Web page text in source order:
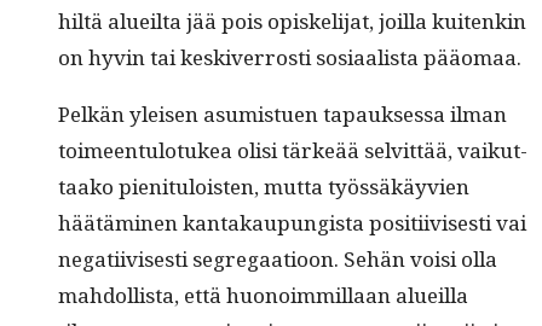
hiltä alueil­ta jää pois opiske­li­jat, joil­la kuitenkin
on hyvin tai keskiver­rosti sosi­aal­ista pääomaa.
Pelkän yleisen asum­istuen tapauk­ses­sa ilman
toimeen­tu­lo­tukea olisi tärkeää selvit­tää, vaikut­
taako pien­i­t­u­lois­t­en, mut­ta työssäkäyvien
häätämi­nen kan­takaupungista posi­ti­ivis­es­ti vai
negati­ivis­es­ti seg­re­gaa­tioon. Sehän voisi olla
mah­dol­lista, että huonoim­mil­laan alueil­la